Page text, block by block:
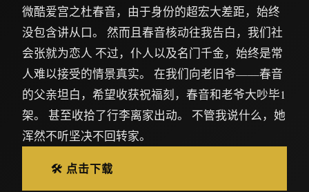
微酷爱宫之杜春音，由于身份的超宏大差距，始终
没包含讲从口。 然而且春音核动往我告白，我们社
会张就为恋人 不过，仆人以及名门千金，始终是常
人难以接受的情景真实。 在我们向老旧爷——春音
的父亲坦白，希望收获祝福刻，春音和老爷大吵毕1
架。 甚至收拾了行李离家出动。 不管我说什么，她
浑然不听坚决不回转家。
🛠️ 点击下载